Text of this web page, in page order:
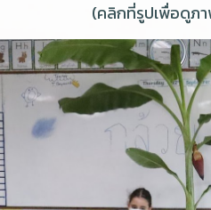
(คลิกที่รูปเพื่อดูภ